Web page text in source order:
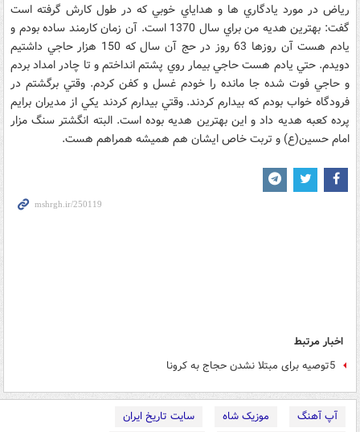
رياض در مورد يادگاري ها و هداياي خوبي كه در طول كارش گرفته است
گفت: بهترين هديه من براي سال 1370 است. آن زمان كارمند ساده بودم و
يادم هست آن روزها 63 روز در حج آن سال كه 150 هزار حاجي داشتيم
دويدم. حتي يادم هست حاجي بيمار روي پشتم انداختم و تا چادر امداد بردم
و حاجي فوت شده جا مانده را خودم غسل و كفن كردم. وقتي برگشتم در
فرودگاه خواب بودم كه بيدارم كردند. وقتي بيدارم كردند يكي از مديران برايم
پرده كعبه هديه داد و اين بهترين هديه بوده است. البته انگشتر سنگ مزار
امام حسين(ع) و تربت خاص ايشان هم هميشه همراهم هست.
اخبار مرتبط
5توصیه برای مبتلا نشدن حجاج به کرونا
آپ آهنگ موزیک شاه
سایت تاریخ ایران